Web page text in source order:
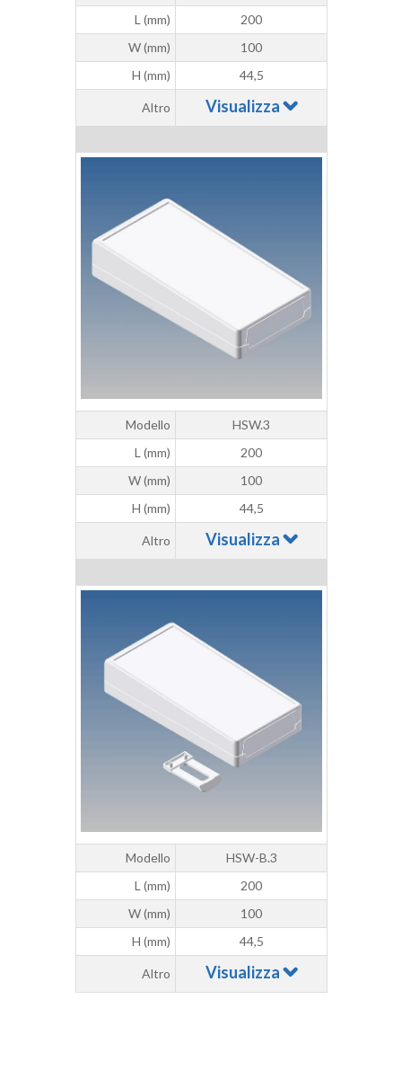
L (mm)
200
W (mm)
100
H (mm)
44,5
Altro Visualizza
Modello
HSW.3
L (mm)
200
W (mm)
100
H (mm)
44,5
Altro Visualizza
Modello
HSW-B.3
L (mm)
200
W (mm)
100
H (mm)
44,5
Altro Visualizza